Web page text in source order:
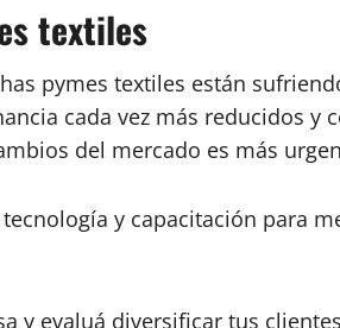
textiles
pymes textiles están
cada vez más reducidos y
del mercado es más
y capacitación para
y evaluá diversificar tus